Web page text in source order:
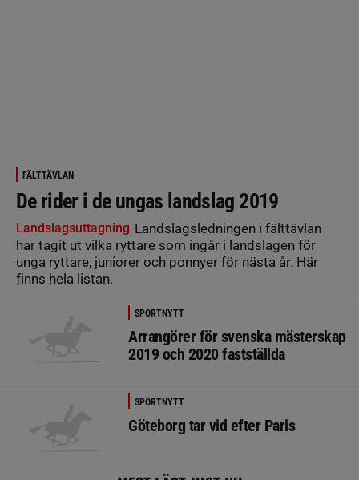
FÄLTTÄVLAN
De rider i de ungas landslag 2019
Landslagsuttagning Landslagsledningen i fälttävlan
har tagit ut vilka ryttare som ingår i landslagen för
unga ryttare, juniorer och ponnyer för nästa år. Här
finns hela listan.
SPORTNYTT
Arrangörer för svenska mästerskap
2019 och 2020 fastställda
SPORTNYTT
Göteborg tar vid efter Paris